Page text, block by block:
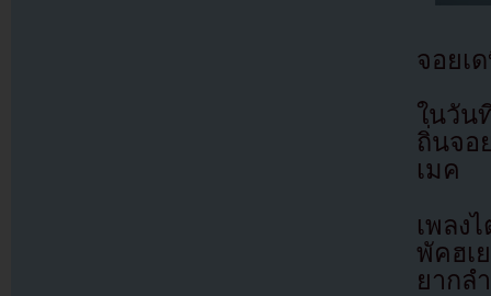
จอยเ
ในวัน
ถิ่นจอ
เมค
เพลง
พัคฮเ
ยากล